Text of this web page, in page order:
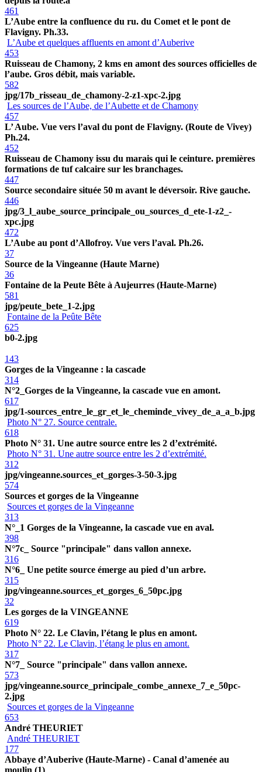
461
L’Aube entre la confluence du ru. du Comet et le pont de
Flavigny. Ph.33.
L’Aube et quelques affluents en amont d’Auberive
453
Ruisseau de Chamony, 2 kms en amont des sources officielles de
l’aube. Gros débit, mais variable.
582
jpg/17b_risseau_de_chamony-2-z1-xpc-2.jpg
Les sources de l’Aube, de l’Aubette et de Chamony
457
L’ Aube. Vue vers l’aval du pont de Flavigny. (Route de Vivey)
Ph.24.
452
Ruisseau de Chamony issu du marais qui le ceinture. premières
formations de tuf calcaire sur les branchages.
447
Source secondaire située 50 m avant le déversoir. Rive gauche.
446
jpg/3_l_aube_source_principale_ou_sources_d_ete-1-z2_-
xpc.jpg
472
L’Aube au pont d’Allofroy. Vue vers l’aval. Ph.26.
37
Source de la Vingeanne (Haute Marne)
36
Fontaine de la Peute Bête à Aujeurres (Haute-Marne)
581
jpg/peute_bete_1-2.jpg
Fontaine de la Peûte Bête
625
b0-2.jpg
143
Gorges de la Vingeanne : la cascade
314
N°2_Gorges de la Vingeanne, la cascade vue en amont.
617
jpg/1-sources_entre_le_gr_et_le_cheminde_vivey_de_a_a_b.jpg
Photo N° 27. Source centrale.
618
Photo N° 31. Une autre source entre les 2 d’extrémité.
Photo N° 31. Une autre source entre les 2 d’extrémité.
312
jpg/vingeanne.sources_et_gorges-3-50-3.jpg
574
Sources et gorges de la Vingeanne
Sources et gorges de la Vingeanne
313
N°_1 Gorges de la Vingeanne, la cascade vue en aval.
398
N°7c_ Source "principale" dans vallon annexe.
316
N°6_ Une petite source émerge au pied d’un arbre.
315
jpg/vingeanne.sources_et_gorges_6_50pc.jpg
32
Les gorges de la VINGEANNE
619
Photo N° 22. Le Clavin, l’étang le plus en amont.
Photo N° 22. Le Clavin, l’étang le plus en amont.
317
N°7_ Source "principale" dans vallon annexe.
573
jpg/vingeanne.source_principale_combe_annexe_7_e_50pc-
2.jpg
Sources et gorges de la Vingeanne
653
André THEURIET
André THEURIET
177
Abbaye d’Auberive (Haute-Marne) - Canal d’amenée au
moulin (1)